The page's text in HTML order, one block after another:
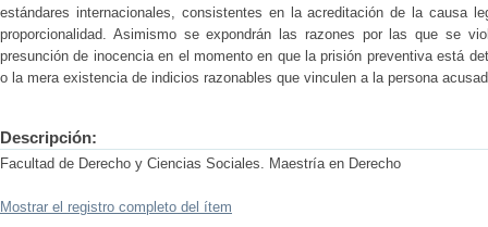
estándares internacionales, consistentes en la acreditación de la causa
proporcionalidad. Asimismo se expondrán las razones por las que se
presunción de inocencia en el momento en que la prisión preventiva está
o la mera existencia de indicios razonables que vinculen a la persona
Descripción:
Facultad de Derecho y Ciencias Sociales. Maestría en Derecho
Mostrar el registro completo del ítem